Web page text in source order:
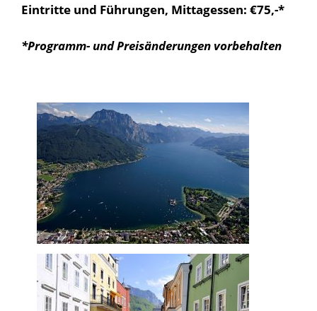
Eintritte und Führungen, Mittagessen: €75,-*
*Programm- und Preisänderungen vorbehalten